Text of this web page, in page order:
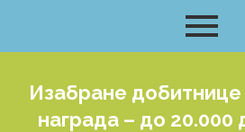
Изабране
награда – до 20.000